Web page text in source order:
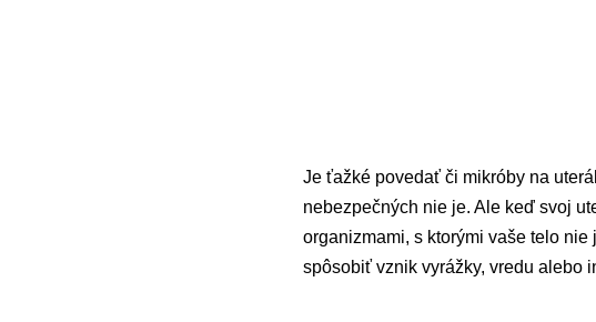
Je ťažké povedať či mikróby na
nebezpečných nie je. Ale keď svoj
organizmami, s ktorými vaše telo
spôsobiť vznik vyrážky, vredu alebo